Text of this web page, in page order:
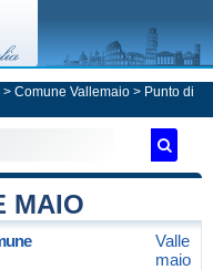
> Comune Vallemaio> Punto di
MAIO
Valle
maio